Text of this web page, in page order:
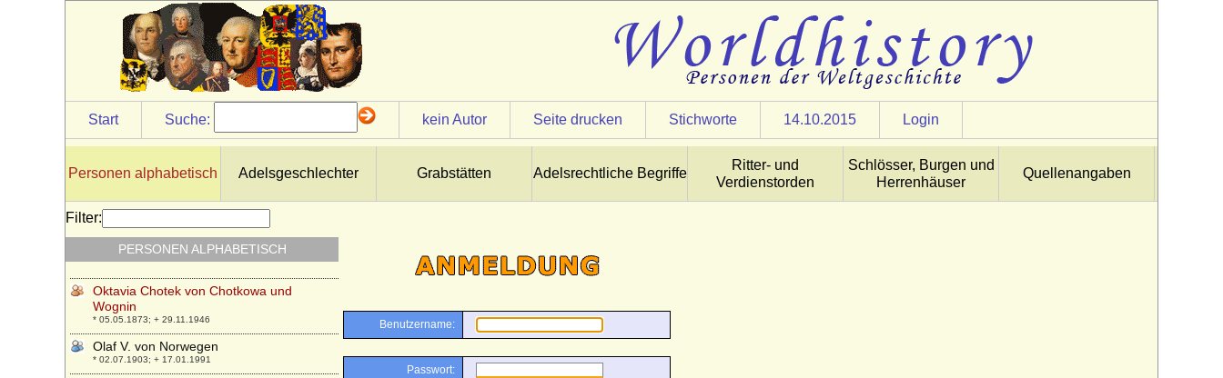
Start Suche: kein Autor Seite drucken Stichworte 14.10.2015 Login
Personen alphabetisch Adelsgeschlechter Grabstätten Adelsrechtliche Begriffe
Ritter- und
Verdienstorden
Schlösser, Burgen und
Herrenhäuser
Quellenangaben
Filter:
PERSONEN ALPHABETISCH
Odylia zu Castell-Castell
* 26.10.1939;
Odysseas Kimon von Griechenland und
Dänemark
* 17.09.2004;
Oelgard Dorothea Friederike von
Barnewitz auf Netzeband
Oelgard Sophie von Pederstorff
* 1695; + 31.03.1718
Oelgard von Oertzen
* 01.08.1635; + 03.01.1711
Øllegaard Catharine Rantzau
* 1625; + 1675
Oktavia Chotek von Chotkowa und
Wognin
* 05.05.1873; + 29.11.1946
Olaf V. von Norwegen
* 02.07.1903; + 17.01.1991